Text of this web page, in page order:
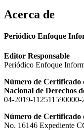
Acerca de
Periódico Enfoque
Editor Responsable
Periódico Enfoque
Número de Certificado
Nacional de Derechos
04-2019-112511590000-
Número de
No. 16146 Expediente